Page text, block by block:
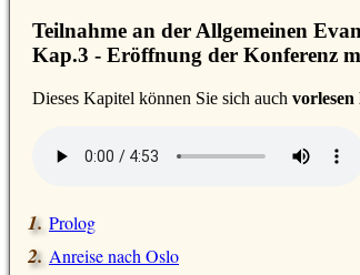
Teilnahme an der Allgemeinen
Kap.3 - Eröffnung der Konferenz
Dieses Kapitel können Sie sich auch vorlesen
Prolog
Anreise nach Oslo